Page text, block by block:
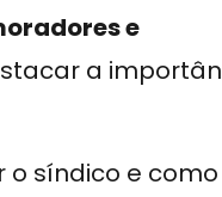
e
a
síndico e como